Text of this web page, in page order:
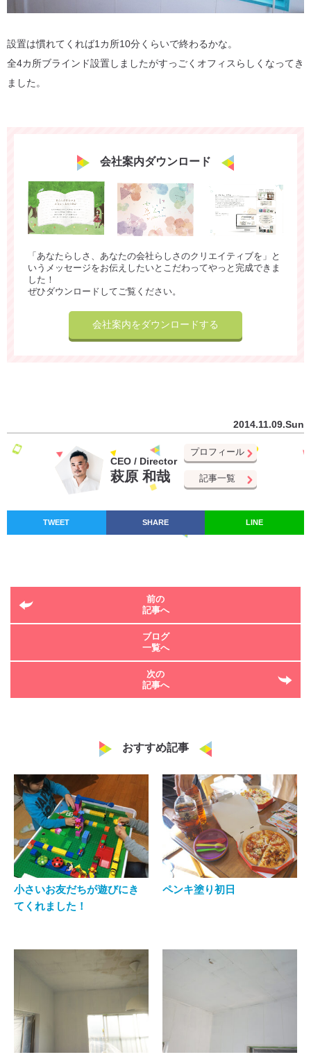
設置は慣れてくれば1カ所10分くらいで終わるかな。
全4カ所ブラインド設置しましたがすっごくオフィスらしくなってき
ました。
会社案内ダウンロード
「あなたらしさ、あなたの会社らしさのクリエイティブを」と
いうメッセージをお伝えしたいとこだわってやっと完成できま
した！
ぜひダウンロードしてご覧ください。
会社案内をダウンロードする
2014.11.09.Sun
CEO / Director
萩原 和哉
プロフィール
記事一覧
TWEET SHARE LINE
前の
記事へ
ブログ
一覧へ
次の
記事へ
おすすめ記事
小さいお友だちが遊びにき
てくれました！
ペンキ塗り初日